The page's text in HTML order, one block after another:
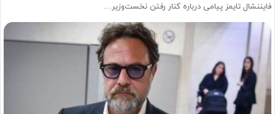
فایننشال تایمز پیامی درباره کنار رفتن نخست‌وزیر…